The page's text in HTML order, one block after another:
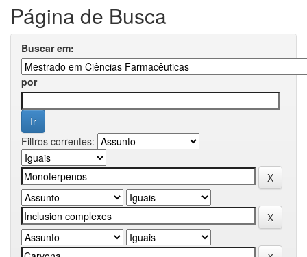
Página de Busca
Buscar em:
por
Filtros correntes: